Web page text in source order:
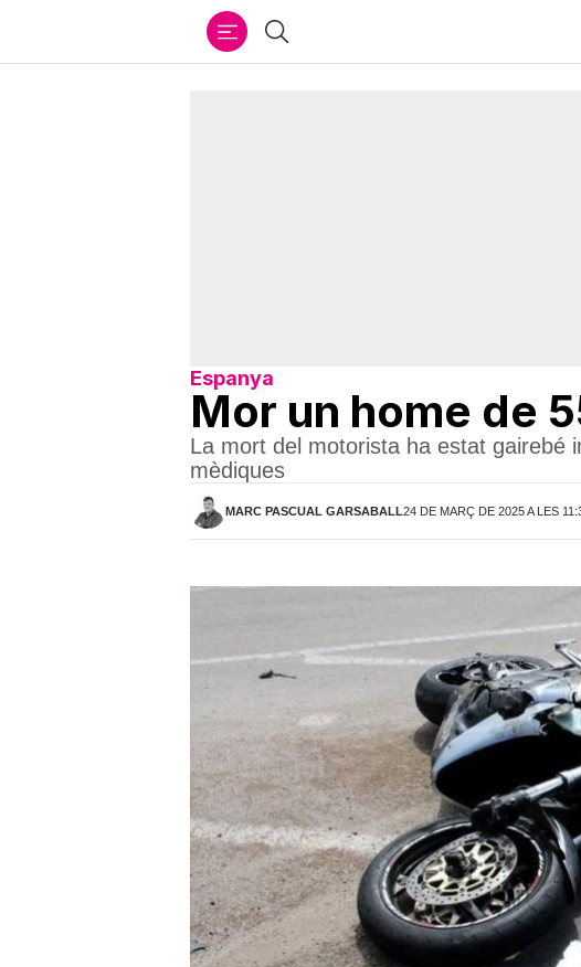
Cercar
Espanya
Mor un home de
La mort del motorista ha estat gairebé
mèdiques
MARC PASCUAL GARSABALL24 DE MARÇ DE 2025 A LES